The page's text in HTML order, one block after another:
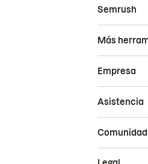
Semrush
Más
Empresa
Asistencia
Comunidad